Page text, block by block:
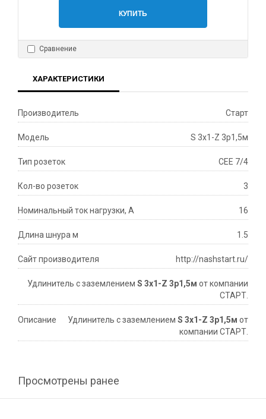
КУПИТЬ
Сравнение
ХАРАКТЕРИСТИКИ
Производитель Старт
Модель S 3x1-Z 3р1,5м
Тип розеток CEE 7/4
Кол-во розеток 3
Номинальный ток нагрузки, А 16
Длина шнура м 1.5
Сайт производителя http://nashstart.ru/
Удлинитель с заземлением S 3x1-Z 3р1,5м от компании
СТАРТ.
Описание Удлинитель с заземлением S 3x1-Z 3р1,5м от
компании СТАРТ.
Просмотрены ранее